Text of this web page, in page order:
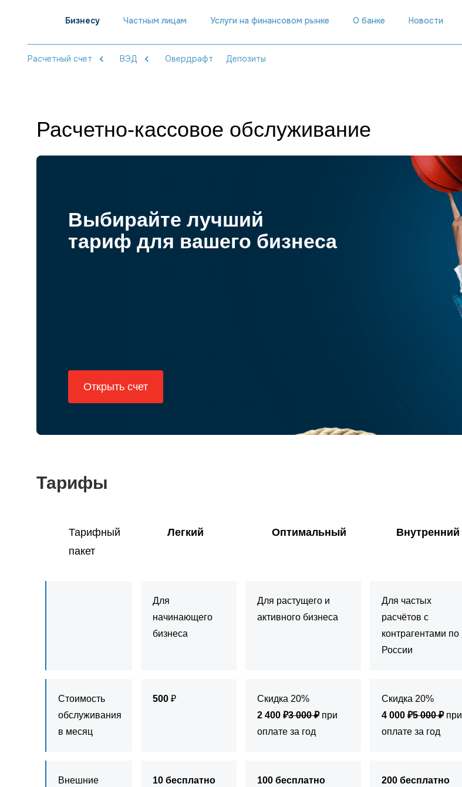
Бизнесу Частным лицам Услуги на финансовом рынке О банке Новости
Расчетный счет ВЭД Овердрафт Депозиты
Расчетно-кассовое обслуживание
Выбирайте лучший
тариф для вашего бизнеса
Открыть счет
Тарифы
Тарифный
пакет
Легкий Оптимальный Внутренний
Для
начинающего
бизнеса
Для растущего и
активного бизнеса
Для частых
расчётов с
контрагентами по
России
Стоимость
обслуживания
в месяц
500 ₽
Скидка 20%
2 400 ₽3 000 ₽при
оплате за год
Скидка 20%
4 000 ₽5 000 ₽при
оплате за год
Внешние
10 бесплатно
100 бесплатно
200 бесплатно